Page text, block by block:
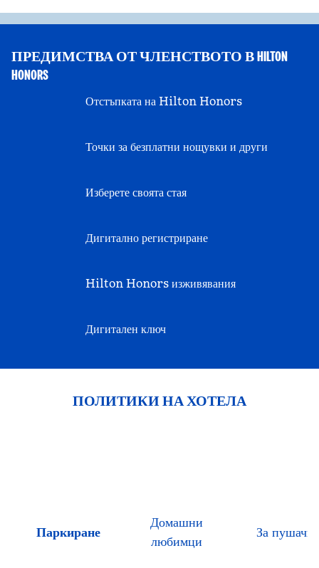
ПРЕДИМСТВА ОТ ЧЛЕНСТВОТО В HILTON
HONORS
Отстъпката на Hilton Honors
Точки за безплатни нощувки и други
Изберете своята стая
Дигитално регистриране
Hilton Honors изживявания
Дигитален ключ
ПОЛИТИКИ НА ХОТЕЛА
Паркиране
Домашни
любимци
За пушачи